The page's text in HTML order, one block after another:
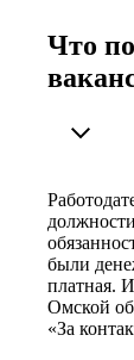
Что
были
платная.
Омской
«За